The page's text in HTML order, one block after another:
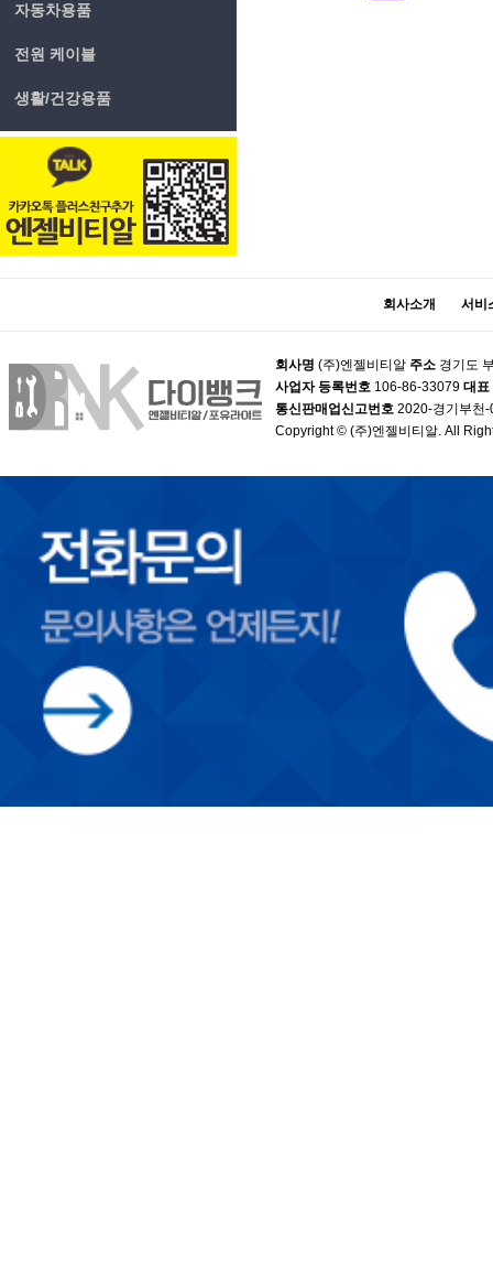
자동차용품
전원 케이블
생활/건강용품
회사소개 서비
회사명 (주)엔젤비티알 주소 경기도
사업자 등록번호 106-86-33079 대표
통신판매업신고번호 2020-경기부천
Copyright © (주)엔젤비티알. All